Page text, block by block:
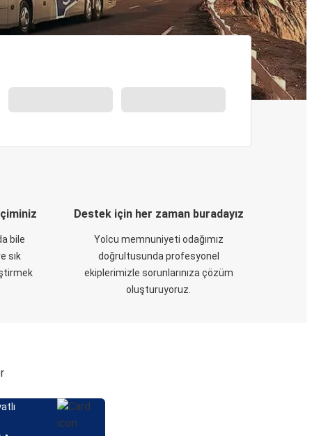
bile
sık
Destek için her zaman buradayız
Yolcu memnuniyeti odağımız
doğrultusunda profesyonel
ekiplerimizle sorunlarınıza çözüm
oluşturuyoruz.